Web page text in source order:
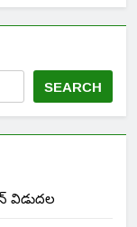
SEARCH
విడుదల